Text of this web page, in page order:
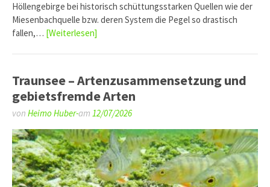
Höllengebirge bei historisch schüttungsstarken Quellen wie der
Miesenbachquelle bzw. deren System die Pegel so drastisch
fallen,… [Weiterlesen]
Traunsee – Artenzusammensetzung und
gebietsfremde Arten
von Heimo Huber-am 12/07/2026